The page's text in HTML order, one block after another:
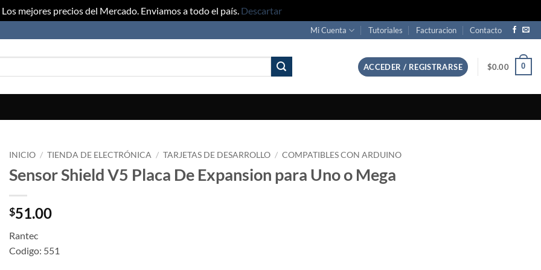
Los mejores precios del Mercado. Enviamos a todo el país. Descartar
Mi Cuenta Tutoriales Facturacion Contacto
ACCEDER / REGISTRARSE $0.00 0
INICIO / TIENDA DE ELECTRÓNICA / TARJETAS DE DESARROLLO / COMPATIBLES CON ARDUINO
Sensor Shield V5 Placa De Expansion para Uno o Mega
$51.00
Rantec
Codigo: 551